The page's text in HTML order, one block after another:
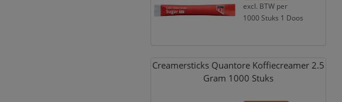
excl. BTW per
1000 Stuks 1 Doos
Creamersticks Quantore Koffiecreamer 2.5
Gram 1000 Stuks